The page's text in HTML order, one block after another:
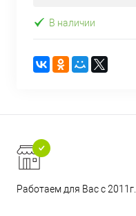
В наличии
Работаем для Вас с 2011г.